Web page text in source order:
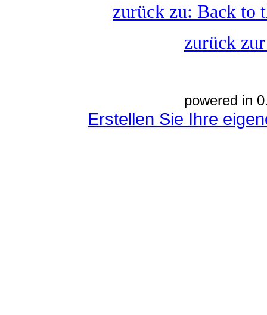
zurück zu: Back to
zurück
powered in
Erstellen Sie Ihre